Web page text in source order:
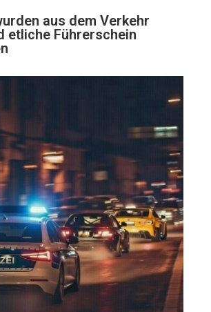
aus dem Verkehr
etliche Führerschein